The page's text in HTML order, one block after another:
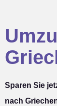
Sparen Sie
nach